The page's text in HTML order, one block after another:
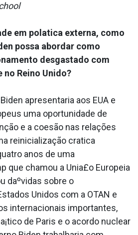
em pola­tica externa, como
possa abordar como
desgastado com
no Reino Unido?
apresentaria aos EUA e
uma oportunidade de
e a coesão nas relações
reinicialização cra­tica
anos de uma
que chamou a Unia£o Europeia
daºvidas sobre o
Unidos com a OTAN e
internacionais importantes,
de Paris e o acordo nuclear